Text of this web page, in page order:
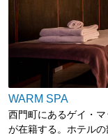
WARM SPA
西門町にあるゲイ・
が在籍する。ホテル